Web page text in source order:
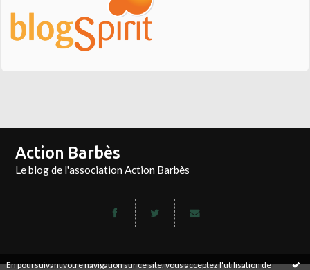
En poursuivant votre navigation sur ce site, vous acceptez l'utilisation de
Action Barbès
Le blog de l'association Action Barbès